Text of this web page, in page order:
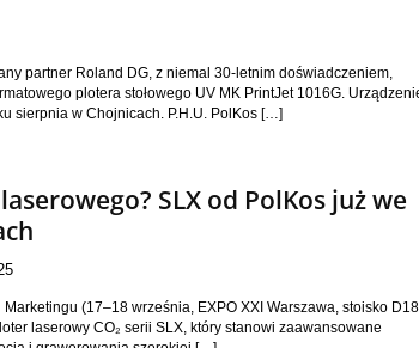
partner Roland DG, z niemal 30-letnim doświadczeniem,
plotera stołowego UV MK PrintJet 1016G.
sierpnia w Chojnicach. P.H.U. PolKos […]
SLX od PolKos już we
(17–18 września, EXPO XXI Warszawa, stoisko
laserowy CO₂ serii SLX, który stanowi zaawansowane